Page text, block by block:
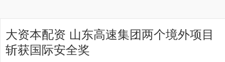
大资本配资 山东高速集团两个境外项目
斩获国际安全奖